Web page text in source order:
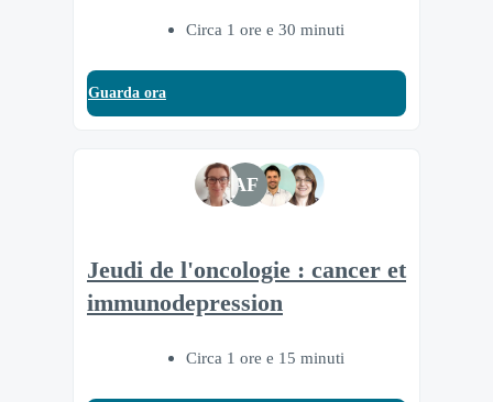
Circa 1 ore e 30 minuti
Guarda ora
AF
Jeudi de l'oncologie : cancer et
immunodepression
Circa 1 ore e 15 minuti